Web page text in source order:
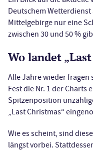
Deutschem
Mittelgebirge nur eine
zwischen 30 und 50 %
Wo landet
Alle Jahre wieder fragen
Fest die Nr. 1 der Charts
Spitzenposition
„Last Christmas“
Wie es scheint, sind
längst vorbei.